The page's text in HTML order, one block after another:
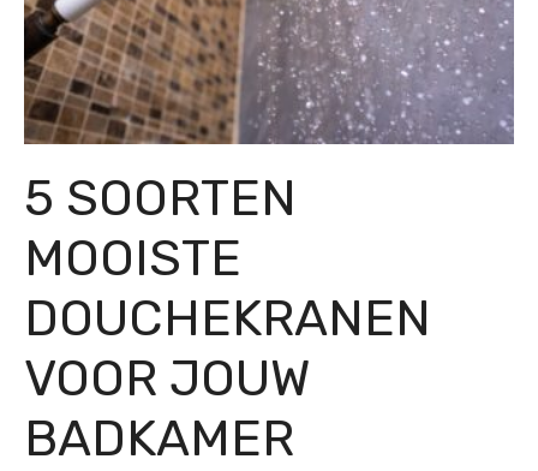
5 SOORTEN
MOOISTE
DOUCHEKRANEN
VOOR JOUW
BADKAMER